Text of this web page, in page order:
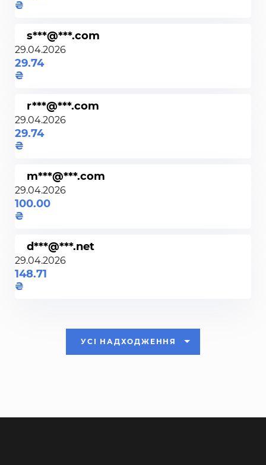
s***@***.com
29.04.2026
29.74
r***@***.com
29.04.2026
29.74
m***@***.com
29.04.2026
100.00
d***@***.net
29.04.2026
148.71
УСІ НАДХОДЖЕННЯ